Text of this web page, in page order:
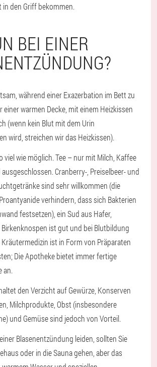
den Griff bekommen.
BEI EINER
während einer Exazerbation im Bett zu
einer warmen Decke, mit einem Heizkissen
(wenn kein Blut mit dem Urin
wird, streichen wir das Heizkissen).
viel wie möglich. Tee – nur mit Milch, Kaffee
Cranberry-, Preiselbeer- und
sind sehr willkommen (die
verhindern, dass sich Bakterien
festsetzen), ein Sud aus Hafer,
Birkenknospen ist gut und bei Blutbildung
Kräutermedizin ist in Form von Präparaten
Die Apotheke bietet immer fertige
an.
den Verzicht auf Gewürze, Konserven
Milchprodukte, Obst (insbesondere
und Gemüse sind jedoch von Vorteil.
Blasenentzündung leiden, sollten Sie
oder in die Sauna gehen, aber das